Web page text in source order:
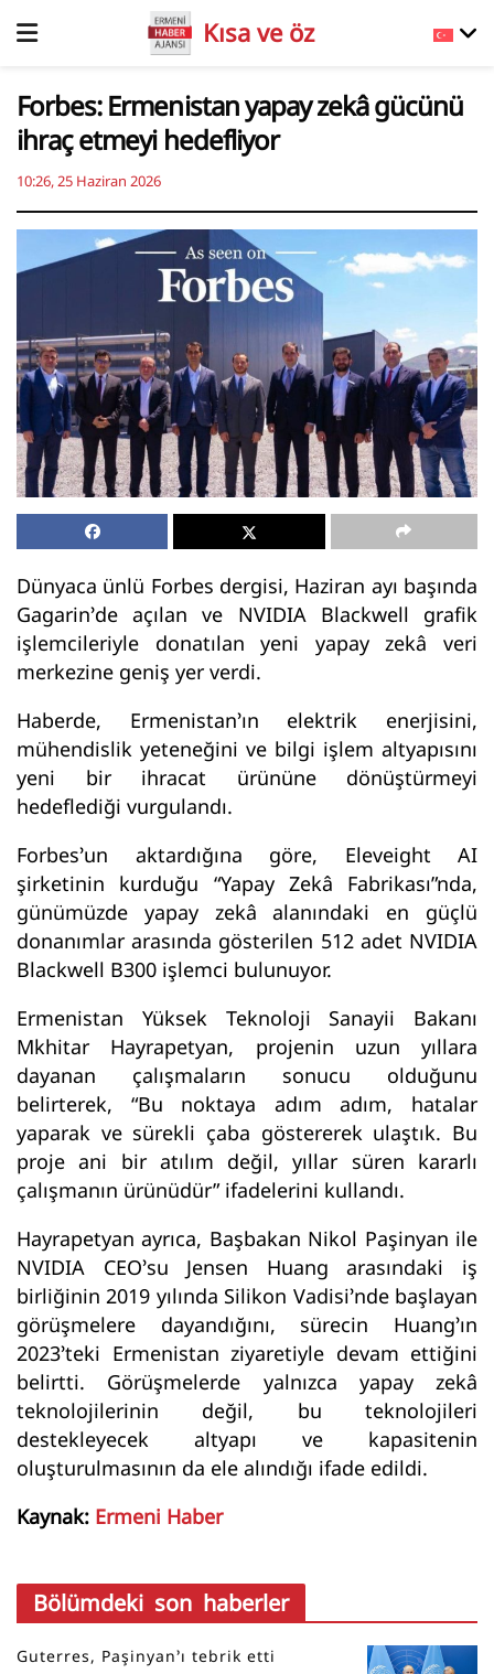
Kısa ve öz
Forbes: Ermenistan yapay zekâ gücünü
ihraç etmeyi hedefliyor
10:26, 25 Haziran 2026
Dünyaca ünlü Forbes dergisi, Haziran ayı başında
Gagarin’de açılan ve NVIDIA Blackwell grafik
işlemcileriyle donatılan yeni yapay zekâ veri
merkezine geniş yer verdi.
Haberde, Ermenistan’ın elektrik enerjisini,
mühendislik yeteneğini ve bilgi işlem altyapısını
yeni bir ihracat ürününe dönüştürmeyi
hedeflediği vurgulandı.
Forbes’un aktardığına göre, Eleveight AI
şirketinin kurduğu “Yapay Zekâ Fabrikası”nda,
günümüzde yapay zekâ alanındaki en güçlü
donanımlar arasında gösterilen 512 adet NVIDIA
Blackwell B300 işlemci bulunuyor.
Ermenistan Yüksek Teknoloji Sanayii Bakanı
Mkhitar Hayrapetyan, projenin uzun yıllara
dayanan çalışmaların sonucu olduğunu
belirterek, “Bu noktaya adım adım, hatalar
yaparak ve sürekli çaba göstererek ulaştık. Bu
proje ani bir atılım değil, yıllar süren kararlı
çalışmanın ürünüdür” ifadelerini kullandı.
Hayrapetyan ayrıca, Başbakan Nikol Paşinyan ile
NVIDIA CEO’su Jensen Huang arasındaki iş
birliğinin 2019 yılında Silikon Vadisi’nde başlayan
görüşmelere dayandığını, sürecin Huang’ın
2023’teki Ermenistan ziyaretiyle devam ettiğini
belirtti. Görüşmelerde yalnızca yapay zekâ
teknolojilerinin değil, bu teknolojileri
destekleyecek altyapı ve kapasitenin
oluşturulmasının da ele alındığı ifade edildi.
Kaynak: Ermeni Haber
Bölümdeki son haberler
Guterres, Paşinyan’ı tebrik etti